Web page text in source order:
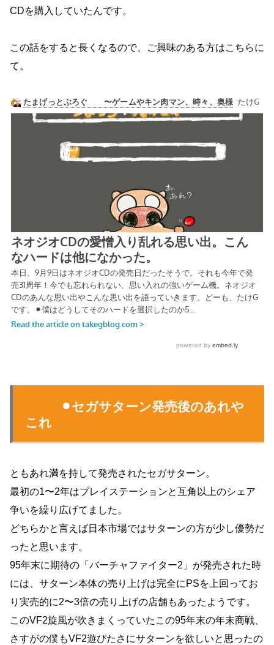
CDを購入していたんです。
この話をすると長くなるので、ご興味のある方はこちらに
て。
⚫︎セガサターン発売後のあれや
これ
ともあれ満を持して発売されたセガサターン。
最初の1〜2年はプレイステーションと互角以上のシェア
争いを繰り広げてました。
どちらかと言えば日本市場ではサターンの方が少し優勢だ
ったと思います。
95年末に期待の「バーチャファイター2」が発売された時
には、サターン本体の売り上げは完全にPSを上回ってお
り実売的に2〜3倍の売り上げの店舗もあったようです。
このVF2旋風が吹きまくっていたこの95年末の年末商戦、
さすがの僕もVF2遊びたさにサターンを欲しいと思ったの